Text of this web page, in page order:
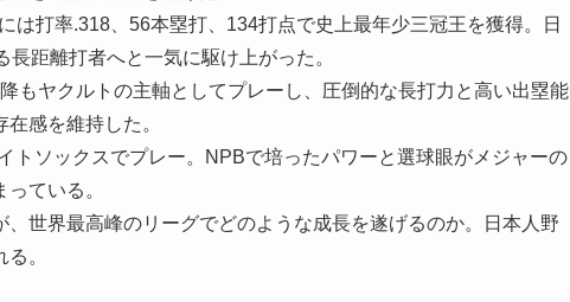
は打率.318、56本塁打、134打点で史上最年少三冠王を獲得。日
距離打者へと一気に駆け上がった。
もヤクルトの主軸としてプレーし、圧倒的な長打力と高い出塁能
感を維持した。
トソックスでプレー。NPBで培ったパワーと選球眼がメジャーの
ている。
世界最高峰のリーグでどのような成長を遂げるのか。日本人野
。